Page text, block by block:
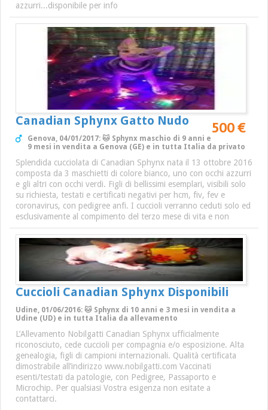
azzurri...disponibile per info
Canadian Sphynx Gatto Nudo 500 €
Genova, 04/01/2017: 🐱 Sphynx maschio di 9 anni e
9 mesi in vendita a Genova (GE) e in tutta Italia da privato
Splendida cucciolata di Canadian Sphynx nata il 13 ottobre 2016
composta da 3 maschietti di colore bianco, uno con occhi azzurri
e gli altri con occhi verdi. Figli di bellissimi esemplari, visibili solo
su richiesta, testati e certificati negativi per hcm, fiv, fev e
coronavirus, con pedigree anfi. I cuccioli verranno ceduti solo ed
esclusivamente al compimento del terzo mese di vita e non
Cuccioli Canadian Sphynx Disponibili
Udine, 01/06/2016: 🐱 Sphynx di 10 anni e 3 mesi in vendita a
Udine (UD) e in tutta Italia da allevamento
L’Allevamento Nobilgatti Canadian Sphynx ufficialmente
riconosciuto, cede cuccioli per compagnia e/o esposizione. Alta
genealogia, figli di campioni internazionali. Qualità certificata
dimostrabile all’indirizzo www.nobilgatti.com Vaccinati
esenti/testati da patologie, con Pedigree, Passaporto e
Microchip. Per qualsiasi Vostra esigenza non esitate a
contattarci.